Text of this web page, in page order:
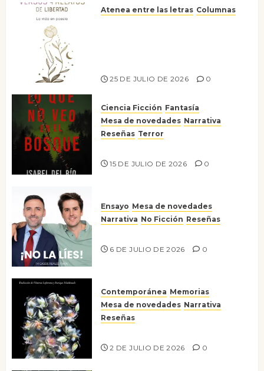
Atenea entre las letras Columnas
25 DE JULIO DE 2026 0
Ciencia Ficción Fantasía
Mesa de novedades Narrativa
Reseñas Terror
15 DE JULIO DE 2026 0
Ensayo Mesa de novedades
Narrativa No Ficción Reseñas
6 DE JULIO DE 2026 0
Contemporánea Memorias
Mesa de novedades Narrativa
Reseñas
2 DE JULIO DE 2026 0